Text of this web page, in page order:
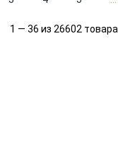
1 — 36 из 26602 товара